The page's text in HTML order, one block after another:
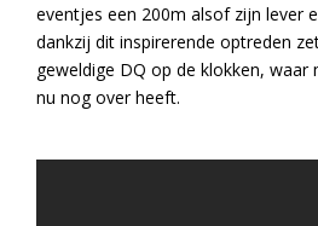
eventjes een 200m alsof zijn lever
dankzij dit inspirerende optreden
geweldige DQ op de klokken, waar
nu nog over heeft.